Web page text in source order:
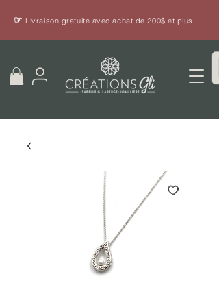
☞ Livraison gratuite avec achat de 200$ et plus.